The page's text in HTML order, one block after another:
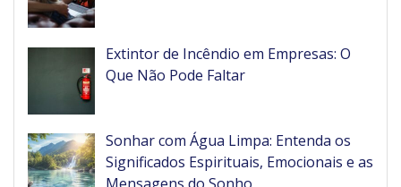
Extintor de Incêndio em Empresas: O
Que Não Pode Faltar
Sonhar com Água Limpa: Entenda os
Significados Espirituais, Emocionais e as